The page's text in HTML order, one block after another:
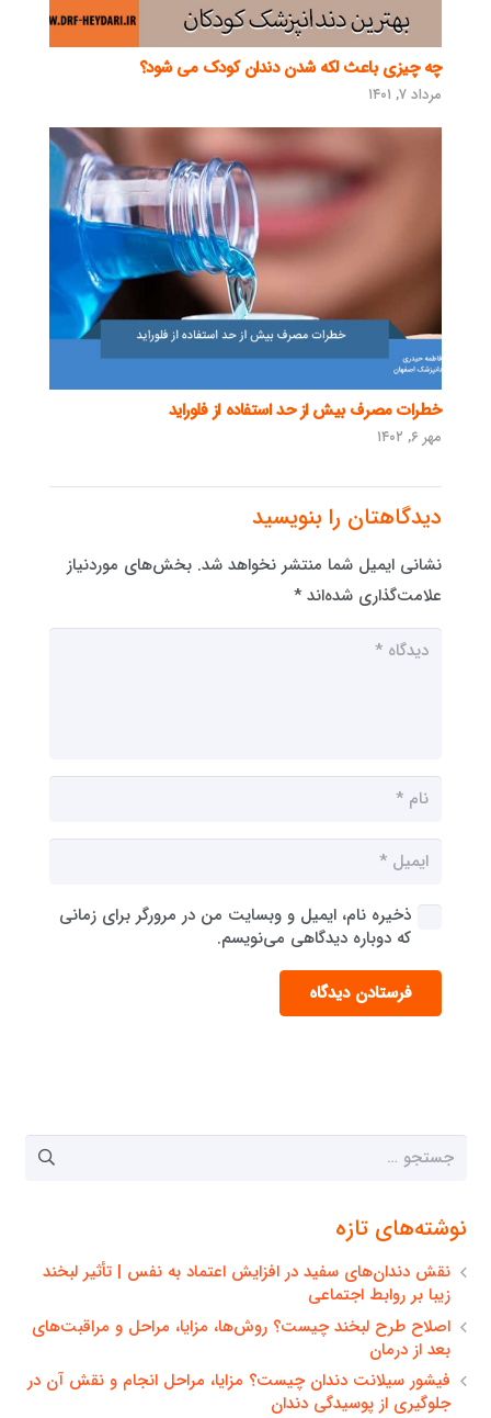
چه چیزی باعث لکه شدن دندان کودک می شود؟
مرداد ۷, ۱۴۰۱
خطرات مصرف بیش از حد استفاده از فلوراید
مهر ۶, ۱۴۰۲
دیدگاهتان را بنویسید
نشانی ایمیل شما منتشر نخواهد شد. بخش‌های موردنیاز
علامت‌گذاری شده‌اند *
ذخیره نام، ایمیل و وبسایت من در مرورگر برای زمانی
که دوباره دیدگاهی می‌نویسم.
فرستادن دیدگاه
جستجو
نوشته‌های تازه
نقش دندان‌های سفید در افزایش اعتماد به نفس | تأثیر لبخند
زیبا بر روابط اجتماعی
اصلاح طرح لبخند چیست؟ روش‌ها، مزایا، مراحل و مراقبت‌های
بعد از درمان
فیشور سیلانت دندان چیست؟ مزایا، مراحل انجام و نقش آن در
جلوگیری از پوسیدگی دندان